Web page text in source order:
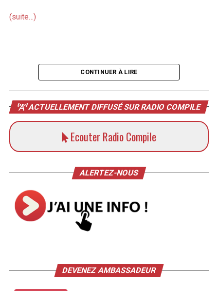
(suite…)
CONTINUER À LIRE
ACTUELLEMENT DIFFUSÉ SUR RADIO COMPILE
Ecouter Radio Compile
ALERTEZ-NOUS
DEVENEZ AMBASSADEUR